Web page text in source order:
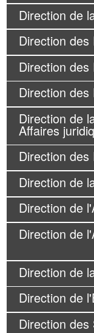
Direction de
Direction
Direction des
Direction des
Direction de
Affaires
Direction
Direction de
Direction de
Direction de
Direction de
Direction de
Direction des